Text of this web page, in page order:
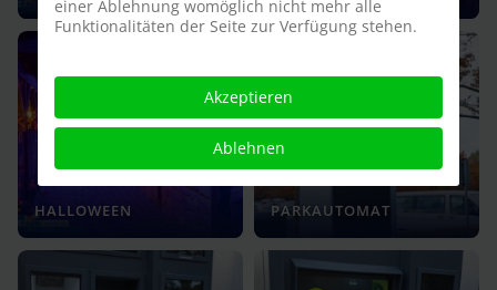
HALLOWEEN PARKAUTOMAT
einer Ablehnung womöglich nicht mehr alle
Funktionalitäten der Seite zur Verfügung stehen.
Akzeptieren
Ablehnen